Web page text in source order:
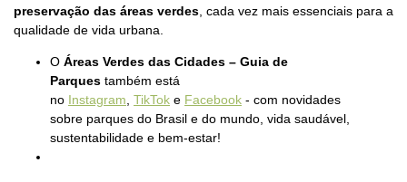
preservação das áreas verdes , cada vez mais essenciais para a
qualidade de vida urbana.
O Áreas Verdes das Cidades – Guia de
Parques também está
no Instagram TikTok e Facebook - com novidades
sobre parques do Brasil e do mundo, vida saudável,
sustentabilidade e bem-estar!